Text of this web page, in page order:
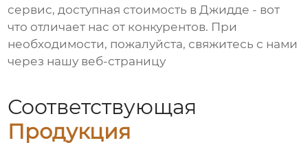
сервис, доступная стоимость в Джидде - вот
что отличает нас от конкурентов. При
необходимости, пожалуйста, свяжитесь с нами
через нашу веб-страницу
Соответствующая
Продукция